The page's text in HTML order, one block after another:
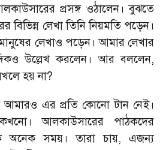
প্রসঙ্গ ওঠালেন। বুঝতে
বিভিন্ন লেখা তিনি নিয়মতি পড়েন।
লেখাও পড়েন। আমার লেখার
উল্লেখ করলেন। আর বললেন,
হয় না?
এর প্রতি কোনো টান নেই।
আলকাউসারের পাঠকদের
অনেক সময়। তারা চায়, এজন্য